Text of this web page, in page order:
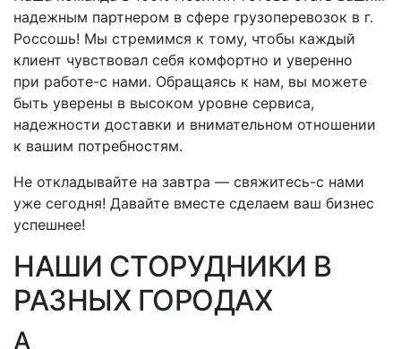
надежным партнером в сфере грузоперевозок в г.
Россошь! Мы стремимся к тому, чтобы каждый
клиент чувствовал себя комфортно и уверенно
при работе-с нами. Обращаясь к нам, вы можете
быть уверены в высоком уровне сервиса,
надежности доставки и внимательном отношении
к вашим потребностям.
Не откладывайте на завтра — свяжитесь-с нами
уже сегодня! Давайте вместе сделаем ваш бизнес
успешнее!
НАШИ СТОРУДНИКИ В
РАЗНЫХ ГОРОДАХ
А